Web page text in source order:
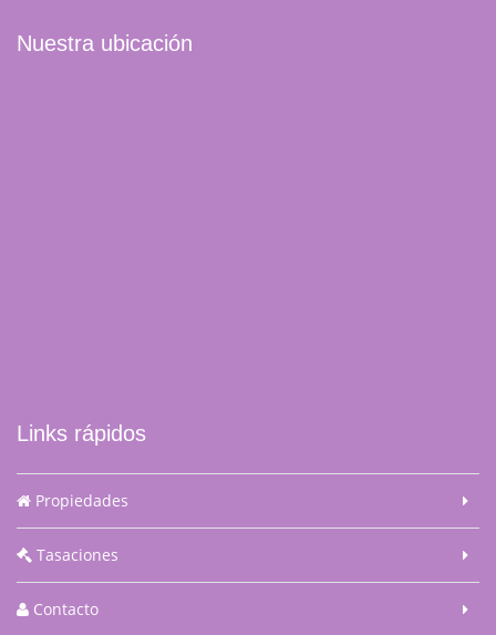
Nuestra ubicación
Links rápidos
Propiedades
Tasaciones
Contacto